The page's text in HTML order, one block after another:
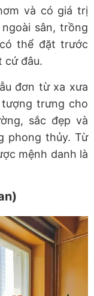
và có giá trị
sân, trồng
thể đặt trước
cứ đâu.
đơn từ xa xưa
trưng cho
sắc đẹp và
phong thủy. Từ
mệnh danh là